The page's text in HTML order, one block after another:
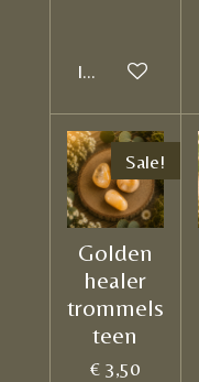
In winkelwagen
Sale!
Golden
healer
trommels
teen
€ 3,50